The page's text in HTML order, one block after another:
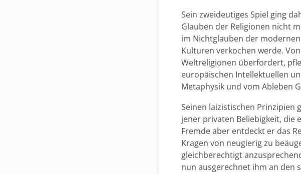
Sein zweideutiges Spiel ging
Glauben der Religionen nicht
im Nichtglauben der
Kulturen verkochen werde.
Weltreligionen überfordert,
europäischen Intellektuellen
Metaphysik und vom Ableben
Seinen laizistischen Prinzipien
jener privaten Beliebigkeit, die
Fremde aber entdeckt er das
Kragen von neugierig zu
gleichberechtigt
nun ausgerechnet ihm an den